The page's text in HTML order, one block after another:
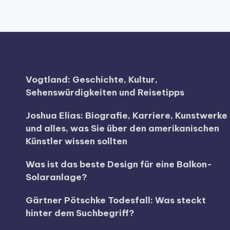
Vogtland: Geschichte, Kultur,
Sehenswürdigkeiten und Reisetipps
Joshua Elias: Biografie, Karriere, Kunstwerke
und alles, was Sie über den amerikanischen
Künstler wissen sollten
Was ist das beste Design für eine Balkon-
Solaranlage?
Gärtner Pötschke Todesfall: Was steckt
hinter dem Suchbegriff?